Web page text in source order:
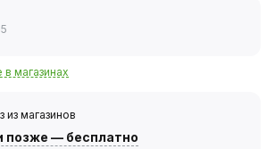
магазинах
магазинов
позже — бесплатно